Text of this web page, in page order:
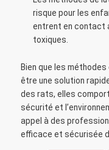
risque pour les
entrent en contact
toxiques.
Bien que les
être une solution
des rats, elles
sécurité et
appel à des
efficace et sécurisée